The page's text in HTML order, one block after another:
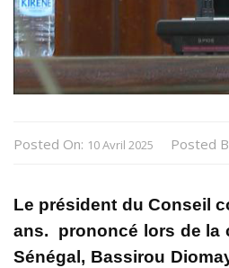
Posted On: 10 Avril 2025 Posted
Le président du Conseil
ans. prononcé lors de la
Sénégal, Bassirou